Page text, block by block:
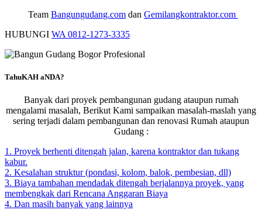
Team Bangungudang.com dan Gemilangkontraktor.com
HUBUNGI WA 0812-1273-3335
TahuKAH aNDA?
Banyak dari proyek pembangunan gudang ataupun rumah
mengalami masalah, Berikut Kami sampaikan masalah-maslah yang
sering terjadi dalam pembangunan dan renovasi Rumah ataupun
Gudang :
1. Proyek berhenti ditengah jalan, karena kontraktor dan tukang
kabur.
2. Kesalahan struktur (pondasi, kolom, balok, pembesian, dll)
3. Biaya tambahan mendadak ditengah berjalannya proyek, yang
membengkak dari Rencana Anggaran Biaya
4. Dan masih banyak yang lainnya